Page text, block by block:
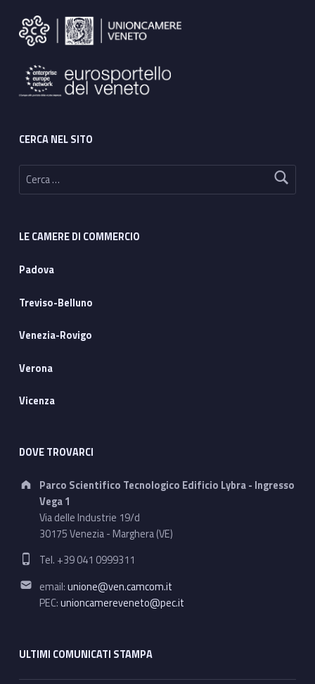
CERCA NEL SITO
Ricerca per:
LE CAMERE DI COMMERCIO
Padova
Treviso-Belluno
Venezia-Rovigo
Verona
Vicenza
DOVE TROVARCI
Address:
Parco Scientifico Tecnologico Edificio Lybra - Ingresso
Vega 1
Via delle Industrie 19/d
30175 Venezia - Marghera (VE)
Phone number:
Tel. +39 041 0999311
Email address:
email:unione@ven.camcom.it
PEC:unioncamereveneto@pec.it
ULTIMI COMUNICATI STAMPA